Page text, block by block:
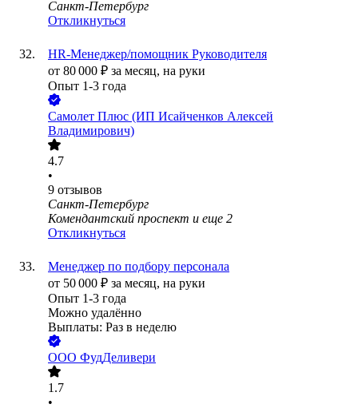
Санкт-Петербург
Откликнуться
HR-Менеджер/помощник Руководителя
от 80 000 ₽ за месяц, на руки
Опыт 1-3 года
Самолет Плюс (ИП Исайченков Алексей
Владимирович)
4.7
•
9 отзывов
Санкт-Петербург
Комендантский проспект и еще 2
Откликнуться
Менеджер по подбору персонала
от 50 000 ₽ за месяц, на руки
Опыт 1-3 года
Можно удалённо
Выплаты: Раз в неделю
ООО ФудДеливери
1.7
•